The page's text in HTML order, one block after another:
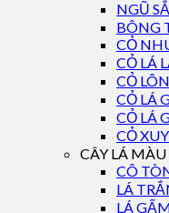
NGŨ
BÔNG
CỎ
CỎ LÁ
CỎ
CỎ LÁ
CỎ LÁ
CỎ
CÂY LÁ MÀU
CÔ
LÁ
LÁ